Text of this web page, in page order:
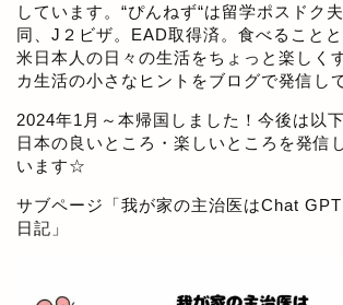
しています。“ぴんねず“は留学ポスドク
同、J２ビザ。EAD取得済。食べること
米日本人の日々の生活をちょっと楽しく
カ生活の小さなヒントをブログで発信し
2024年1月～本帰国しました！今後は以
日本の良いところ・楽しいところを発信
います☆
サブページ「我が家の主治医はChat
日記 」